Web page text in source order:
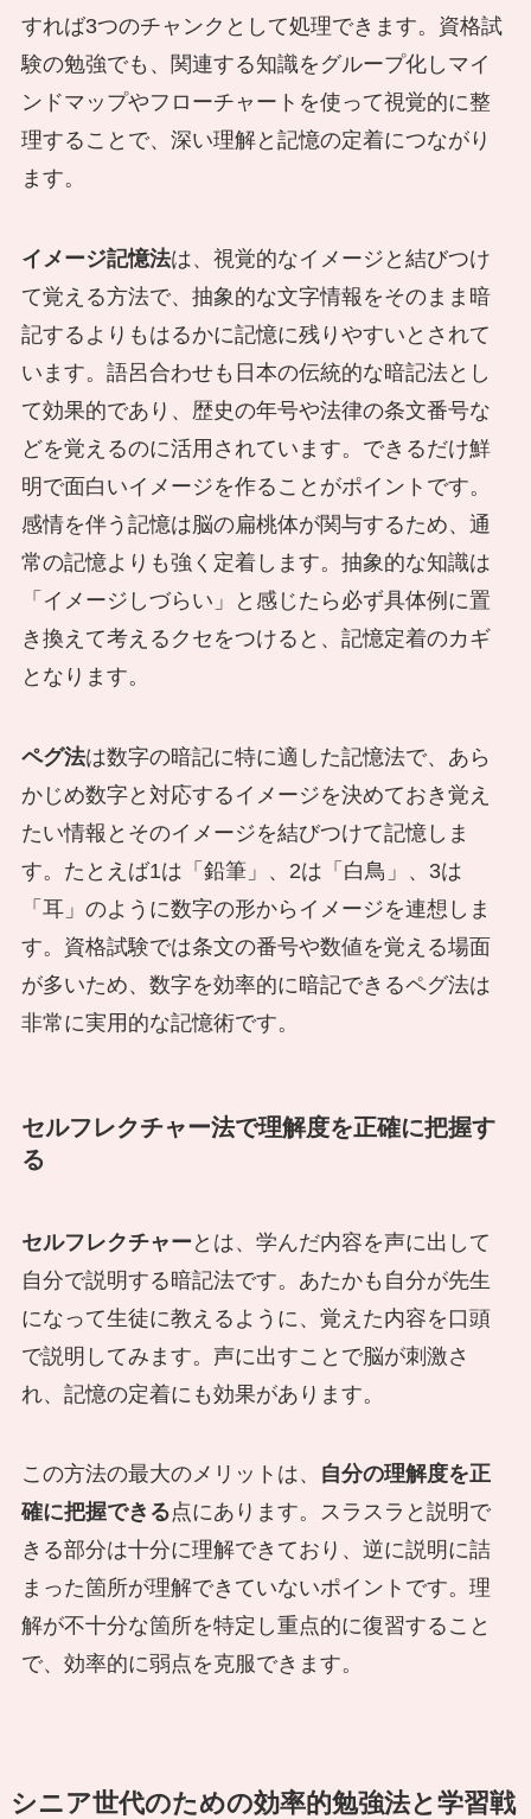
すれば3つのチャンクとして処理できます。資格試
験の勉強でも、関連する知識をグループ化しマイ
ンドマップやフローチャートを使って視覚的に整
理することで、深い理解と記憶の定着につながり
ます。
イメージ記憶法は、視覚的なイメージと結びつけ
て覚える方法で、抽象的な文字情報をそのまま暗
記するよりもはるかに記憶に残りやすいとされて
います。語呂合わせも日本の伝統的な暗記法とし
て効果的であり、歴史の年号や法律の条文番号な
どを覚えるのに活用されています。できるだけ鮮
明で面白いイメージを作ることがポイントです。
感情を伴う記憶は脳の扁桃体が関与するため、通
常の記憶よりも強く定着します。抽象的な知識は
「イメージしづらい」と感じたら必ず具体例に置
き換えて考えるクセをつけると、記憶定着のカギ
となります。
ペグ法は数字の暗記に特に適した記憶法で、あら
かじめ数字と対応するイメージを決めておき覚え
たい情報とそのイメージを結びつけて記憶しま
す。たとえば1は「鉛筆」、2は「白鳥」、3は
「耳」のように数字の形からイメージを連想しま
す。資格試験では条文の番号や数値を覚える場面
が多いため、数字を効率的に暗記できるペグ法は
非常に実用的な記憶術です。
セルフレクチャー法で理解度を正確に把握す
る
セルフレクチャー とは、学んだ内容を声に出して
自分で説明する暗記法です。あたかも自分が先生
になって生徒に教えるように、覚えた内容を口頭
で説明してみます。声に出すことで脳が刺激さ
れ、記憶の定着にも効果があります。
この方法の最大のメリットは、
自分の理解度を正
確に把握できる点にあります。スラスラと説明で
きる部分は十分に理解できており、逆に説明に詰
まった箇所が理解できていないポイントです。理
解が不十分な箇所を特定し重点的に復習すること
で、効率的に弱点を克服できます。
シニア世代のための効率的勉強法と学習戦